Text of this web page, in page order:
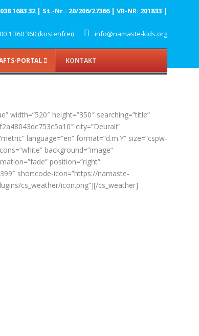
1683 32 | St.-Nr.: 20/206/27366 | VR-NR: 201833 |
1 360 360 (kostenfrei) info@namaste-kids.org
PORTAL KONTAKT
width=”520″ height=”350″ searching=”title”
city=”Deurali”
language=”en” format=”d.m.Y” size=”cspw-
background=”image”
position=”right”
shortcode-icon=”https://namaste-
cs_weather/icon.png”][/cs_weather]